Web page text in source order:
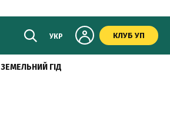
УКР КЛУБ УП
ЗЕМЕЛЬНИЙ ГІД